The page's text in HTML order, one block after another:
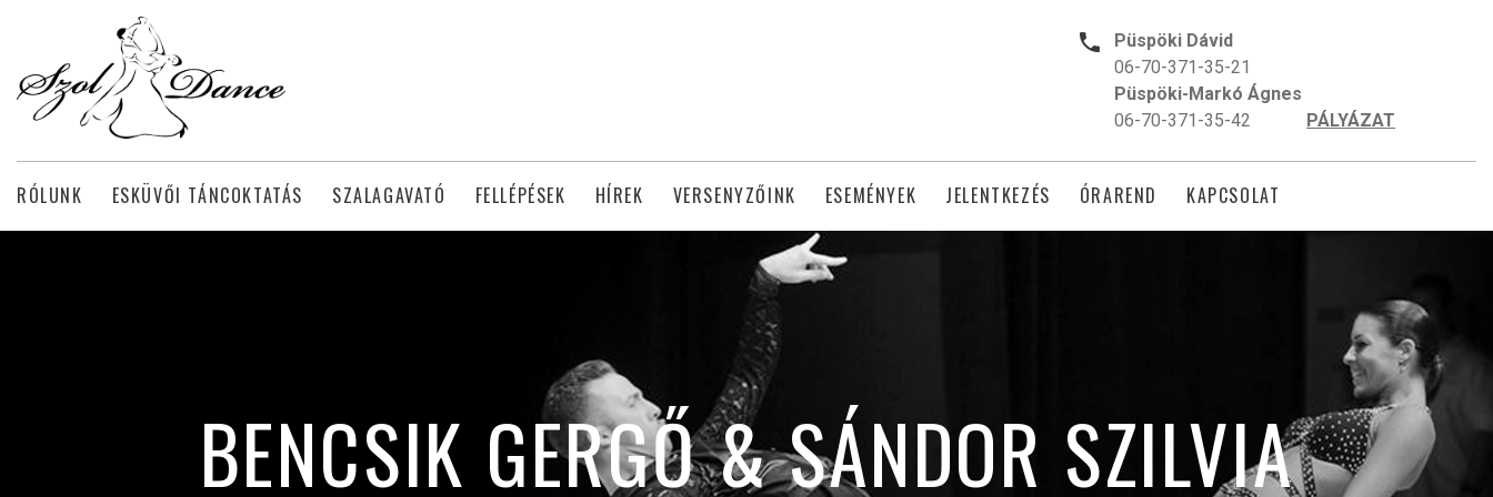
Püspöki Dávid
06-70-371-35-21
Püspöki-Markó Ágnes
06-70-371-35-42
PÁLYÁZAT
RÓLUNK ESKÜVŐI TÁNCOKTATÁS SZALAGAVATÓ FELLÉPÉSEK HÍREK VERSENYZŐINK ESEMÉNYEK JELENTKEZÉS ÓRAREND KAPCSOLAT
BENCSIK GERGŐ & SÁNDOR SZILVIA